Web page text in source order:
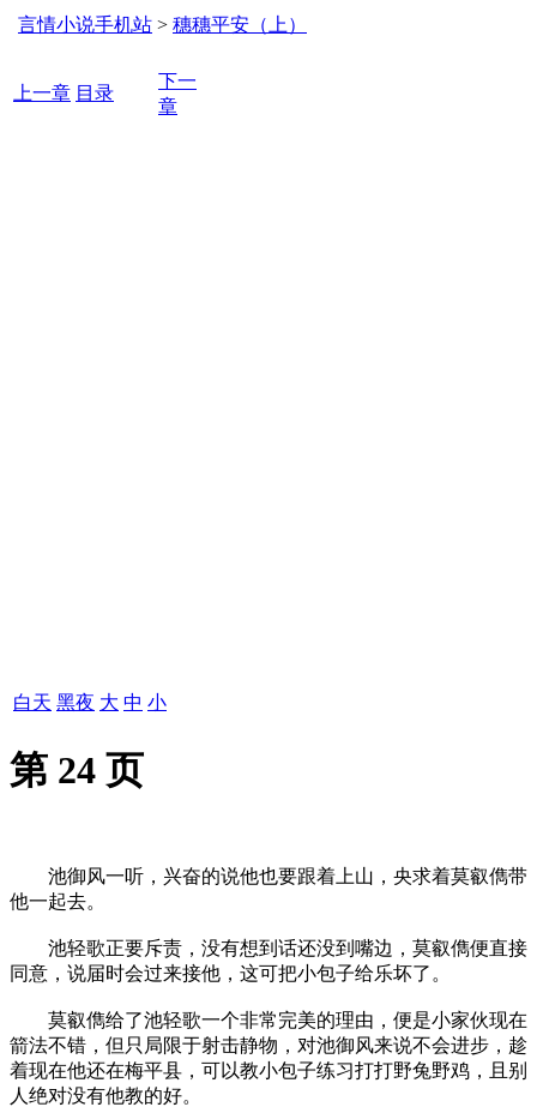
言情小说手机站 > 穗穗平安（上）
上一章 目录
下一
章
白天 黑夜 大 中 小
第 24 页
池御风一听，兴奋的说他也要跟着上山，央求着莫叡儁带
他一起去。
池轻歌正要斥责，没有想到话还没到嘴边，莫叡儁便直接
同意，说届时会过来接他，这可把小包子给乐坏了。
莫叡儁给了池轻歌一个非常完美的理由，便是小家伙现在
箭法不错，但只局限于射击静物，对池御风来说不会进步，趁
着现在他还在梅平县，可以教小包子练习打打野兔野鸡，且别
人绝对没有他教的好。